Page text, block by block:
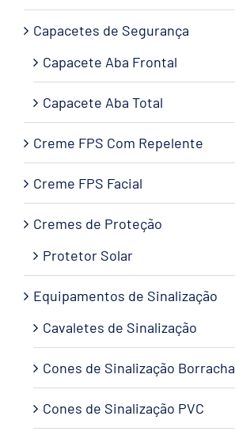
Capacetes de Segurança
Capacete Aba Frontal
Capacete Aba Total
Creme FPS Com Repelente
Creme FPS Facial
Cremes de Proteção
Protetor Solar
Equipamentos de Sinalização
Cavaletes de Sinalização
Cones de Sinalização Borracha
Cones de Sinalização PVC